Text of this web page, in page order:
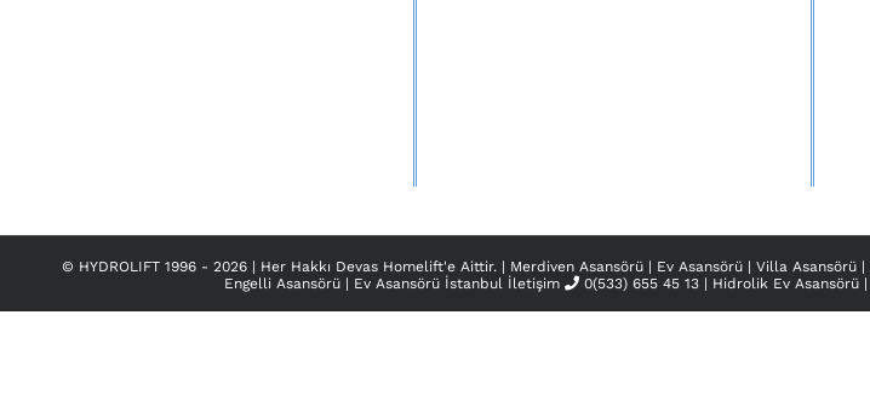
© HYDROLIFT 1996 - 2026 | Her Hakkı Devas Homelift'e Aittir. | Merdiven Asansörü | Ev Asansörü | Villa Asansörü |
Engelli Asansörü | Ev Asansörü İstanbul İletişim 0(533) 655 45 13| Hidrolik Ev Asansörü|